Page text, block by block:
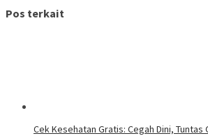
Pos terkait
Cek Kesehatan Gratis: Cegah Dini,